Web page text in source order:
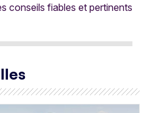
conseils fiables et pertinents